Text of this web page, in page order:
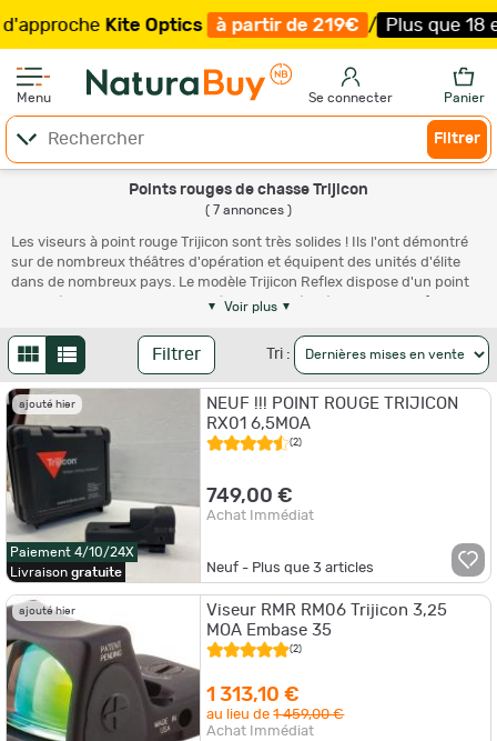
Kite Optics à partir de 219€ / Plus que 18
Menu Se connecter Panier
Filtrer
Points rouges de chasse Trijicon
( 7 annonces )
Les viseurs à point rouge Trijicon sont très solides ! Ils l'ont démontré
sur de nombreux théâtres d'opération et équipent des unités d'élite
dans de nombreux pays. Le modèle Trijicon Reflex dispose d'un point
illuminé assez gros pour tirer très vite et précisément. Trijicon fabrique
adapter aux armes longues ou de poing. Ces optiques sont assez
chères et nous vous recommandons d'acquérir unehousse de
protectionou une mallette pour pouvoir les ranger à l'issue de la chasse
ou de votre séance de tir.
Voir plus
Filtrer Tri :
ajouté hier
Paiement 4/10/24X
Livraison gratuite
NEUF !!! POINT ROUGE TRIJICON
RX01 6,5MOA
(2)
749,00 €
Achat Immédiat
Neuf - Plus que3 articles
ajouté hier
Viseur RMR RM06 Trijicon 3,25
MOA Embase 35
(2)
1 313,10 €
au lieu de1 459,00 €
Achat Immédiat